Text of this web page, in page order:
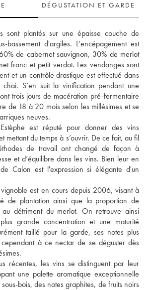
DÉGUSTATION ET GARDE
sont plantés sur une épaisse couche de
bassement d'argiles. L’encépagement est
de cabernet sauvignon, 30% de merlot
franc et petit verdot. Les vendanges sont
et un contrôle drastique est effectué dans
S’en suit la vinification pendant une
trois jours de macération pré-fermentaire
de 18 à 20 mois selon les millésimes et se
neuves.
est réputé pour donner des vins
mettant du temps à s’ouvrir. De ce fait, au fil
de travail ont changé de façon à
et d’équilibre dans les vins. Bien leur en
Calon est l'expression si élégante d'un
vignoble est en cours depuis 2006, visant à
de plantation ainsi que la proportion de
au détriment du merlot. On retrouve ainsi
grande concentration et une maturité
taillé pour la garde, ses notes plus
cependant à ce nectar de se déguster dès
récentes, les vins se distinguent par leur
une palette aromatique exceptionnelle
bois, des notes graphites, de fruits noirs